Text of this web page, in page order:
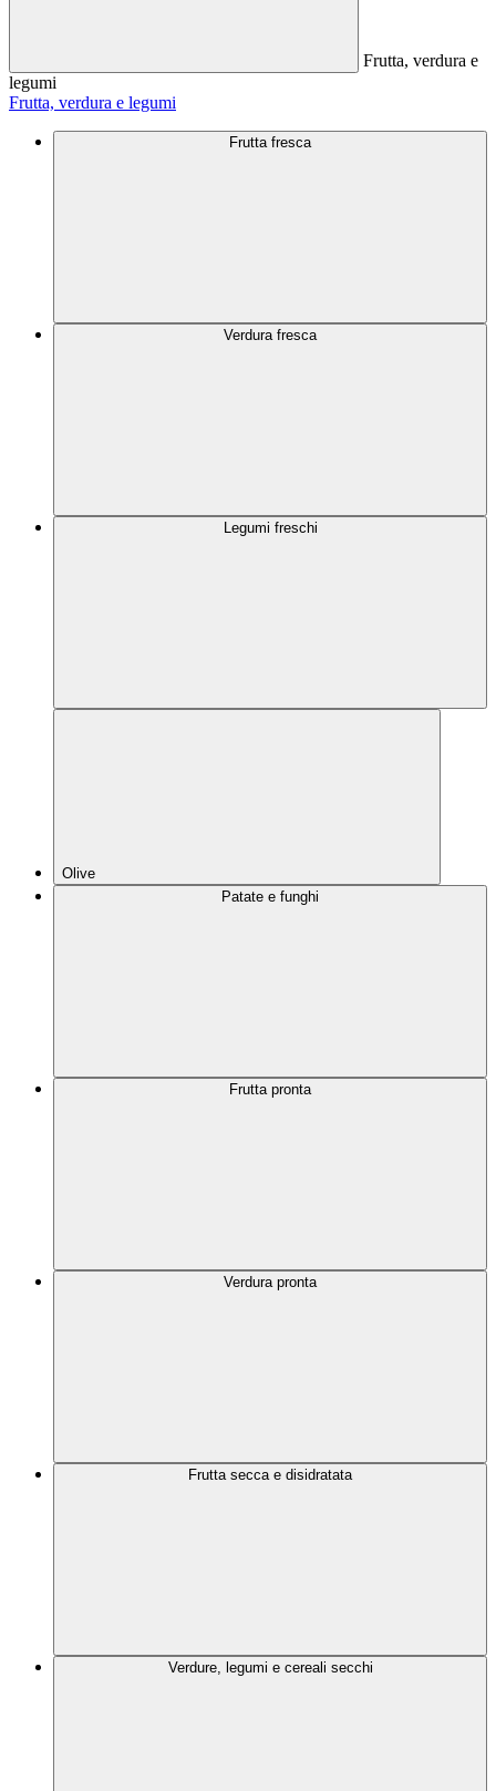
Frutta, verdura e
legumi
Frutta, verdura e legumi
Frutta fresca
Verdura fresca
Legumi freschi
Olive
Patate e funghi
Frutta pronta
Verdura pronta
Frutta secca e disidratata
Verdure, legumi e cereali secchi